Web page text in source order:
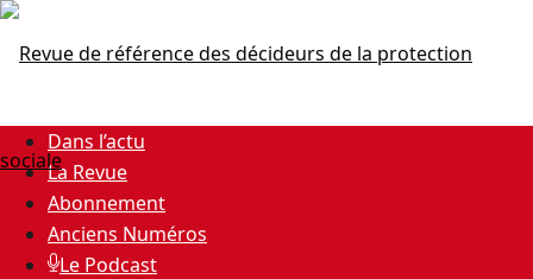
Dans l’actu
La Revue
Abonnement
Anciens Numéros
Le Podcast